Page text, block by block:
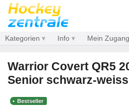
Kategorien Info Mein Zugang
Warrior Covert QR5
Senior schwarz-weiss
Bestseller